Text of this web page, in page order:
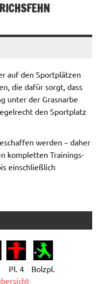
auf den Sportplätzen
die dafür sorgt, dass
unter der Grasnarbe
den Sportplatz
werden – daher
kompletten Trainings-
einschließlich
Pl. 4
Bolzpl.